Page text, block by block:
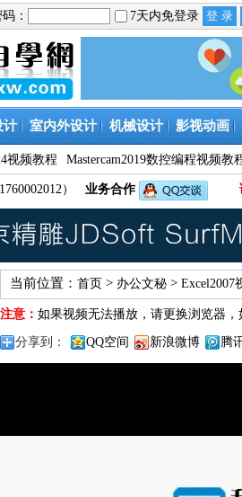
： 7天内免登录
计 室内外设计 机械设计 影视动画
视频教程 Mastercam2019数控编程视频教
1760002012） 业务合作
当前位置： 首页 > 办公文秘 > Excel2007
注意： 如果视频无法播放，请更换浏览器，
分享到： QQ空间 新浪微博 腾